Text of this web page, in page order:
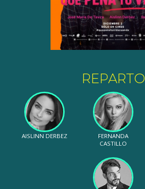
REPARTO
AISLINN DERBEZ
FERNANDA
CASTILLO